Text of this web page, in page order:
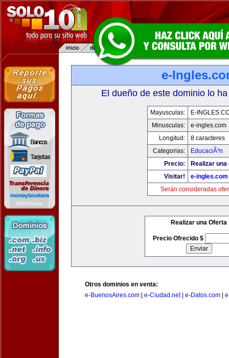
e-
El dueño de este dominio lo
Mayusculas:
E-
Minusculas:
e-ingles.com
Longitud:
8 caracteres
Categorias:
EducaciÃ³n
Precio:
Realizar
Visitar!
e-ingles.com
Serán consideradas
Realizar una Oferta
Precio Ofrecido $
Otros dominios en venta:
e-BuenosAires.com
e-Ciudad.net| e-Datos.com